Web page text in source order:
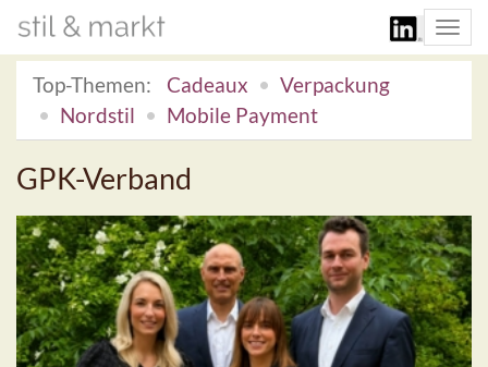
Top-Themen:
Cadeaux
Verpackung
Nordstil
Mobile Payment
GPK-Verband